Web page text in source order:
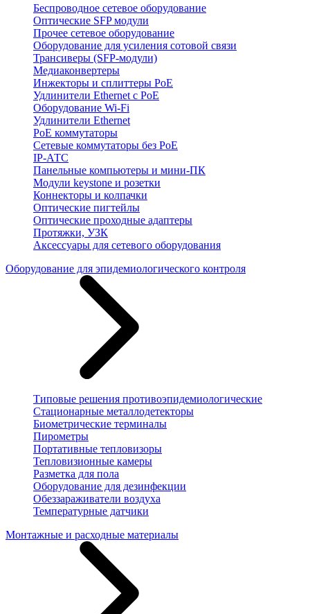
Беспроводное сетевое оборудование
Оптические SFP модули
Прочее сетевое оборудование
Оборудование для усиления сотовой связи
Трансиверы (SFP-модули)
Медиаконвертеры
Инжекторы и сплиттеры PoE
Удлинители Ethernet с PoE
Оборудование Wi-Fi
Удлинители Ethernet
PoE коммутаторы
Сетевые коммутаторы без PoE
IP-АТС
Панельные компьютеры и мини-ПК
Модули keystone и розетки
Коннекторы и колпачки
Оптические пигтейлы
Оптические проходные адаптеры
Протяжки, УЗК
Аксессуары для сетевого оборудования
Оборудование для эпидемиологического контроля
Типовые решения противоэпидемиологические
Стационарные металлодетекторы
Биометрические терминалы
Пирометры
Портативные тепловизоры
Тепловизионные камеры
Разметка для пола
Оборудование для дезинфекции
Обеззараживатели воздуха
Температурные датчики
Монтажные и расходные материалы